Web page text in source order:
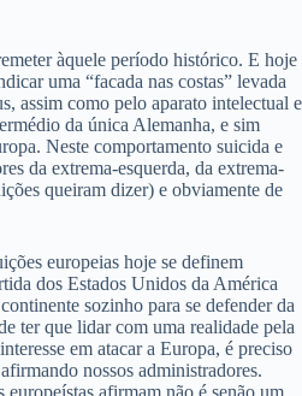
àquele período histórico. E hoje
uma “facada nas costas” levada
assim como pelo aparato intelectual e
da única Alemanha, e sim
Neste comportamento suicida e
da extrema-esquerda, da extrema-
queiram dizer) e obviamente de
europeias hoje se definem
dos Estados Unidos da América
sozinho para se defender da
ter que lidar com uma realidade pela
em atacar a Europa, é preciso
nossos administradores.